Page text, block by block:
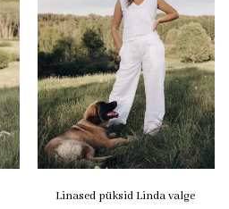
Linased püksid Linda valge